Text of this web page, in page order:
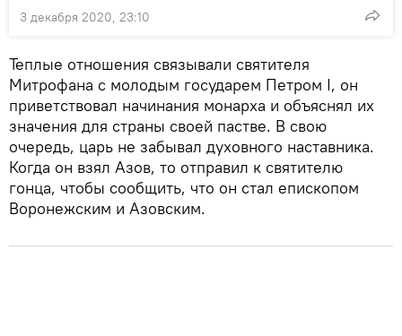
3 декабря 2020, 23:10
Теплые отношения связывали святителя
Митрофана с молодым государем Петром I, он
приветствовал начинания монарха и объяснял их
значения для страны своей пастве. В свою
очередь, царь не забывал духовного наставника.
Когда он взял Азов, то отправил к святителю
гонца, чтобы сообщить, что он стал епископом
Воронежским и Азовским.